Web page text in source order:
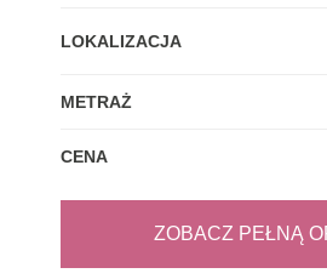
LOKALIZACJA
METRAŻ
CENA
ZOBACZ PEŁNĄ